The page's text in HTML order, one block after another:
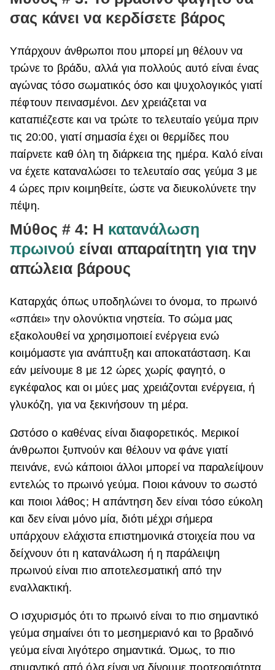
σας κάνει να κερδίσετε βάρος
Υπάρχουν άνθρωποι που μπορεί μη θέλουν να
τρώνε το βράδυ, αλλά για πολλούς αυτό είναι ένας
αγώνας τόσο σωματικός όσο και ψυχολογικός γιατί
πέφτουν πεινασμένοι. Δεν χρειάζεται να
καταπιέζεστε και να τρώτε το τελευταίο γεύμα πριν
τις 20:00, γιατί σημασία έχει οι θερμίδες που
παίρνετε καθ όλη τη διάρκεια της ημέρα. Καλό είναι
να έχετε καταναλώσει το τελευταίο σας γεύμα 3 με
4 ώρες πριν κοιμηθείτε, ώστε να διευκολύνετε την
πέψη.
Μύθος # 4: Η κατανάλωση
πρωινού είναι απαραίτητη για την
απώλεια βάρους
Καταρχάς όπως υποδηλώνει το όνομα, το πρωινό
«σπάει» την ολονύκτια νηστεία. Το σώμα μας
εξακολουθεί να χρησιμοποιεί ενέργεια ενώ
κοιμόμαστε για ανάπτυξη και αποκατάσταση. Και
εάν μείνουμε 8 με 12 ώρες χωρίς φαγητό, ο
εγκέφαλος και οι μύες μας χρειάζονται ενέργεια, ή
γλυκόζη, για να ξεκινήσουν τη μέρα.
Ωστόσο ο καθένας είναι διαφορετικός. Μερικοί
άνθρωποι ξυπνούν και θέλουν να φάνε γιατί
πεινάνε, ενώ κάποιοι άλλοι μπορεί να παραλείψουν
εντελώς το πρωινό γεύμα. Ποιοι κάνουν το σωστό
και ποιοι λάθος; Η απάντηση δεν είναι τόσο εύκολη
και δεν είναι μόνο μία, διότι μέχρι σήμερα
υπάρχουν ελάχιστα επιστημονικά στοιχεία που να
δείχνουν ότι η κατανάλωση ή η παράλειψη
πρωινού είναι πιο αποτελεσματική από την
εναλλακτική.
Ο ισχυρισμός ότι το πρωινό είναι το πιο σημαντικό
γεύμα σημαίνει ότι το μεσημεριανό και το βραδινό
γεύμα είναι λιγότερο σημαντικά. Όμως, το πιο
σημαντικό από όλα είναι να δίνουμε προτεραιότητα